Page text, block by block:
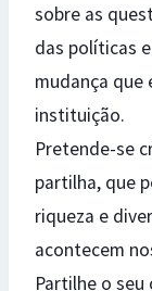
sobre as
das políticas
mudança que
instituição.
Pretende-se
partilha, que
riqueza e
acontecem
Partilhe o